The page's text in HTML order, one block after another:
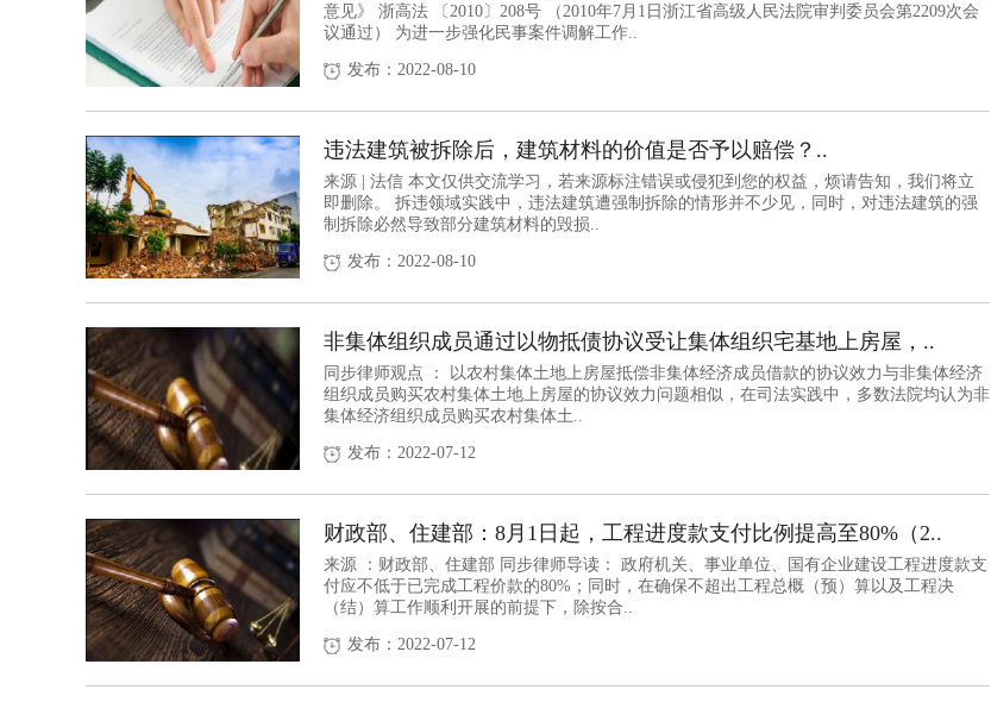
意见》 浙高法 〔2010〕208号 （2010年7月1日浙江省高级人民法院审判委员会第2209次会
议通过） 为进一步强化民事案件调解工作..
发布：2022-08-10
违法建筑被拆除后，建筑材料的价值是否予以赔偿？..
来源 | 法信 本文仅供交流学习，若来源标注错误或侵犯到您的权益，烦请告知，我们将立
即删除。 拆违领域实践中，违法建筑遭强制拆除的情形并不少见，同时，对违法建筑的强
制拆除必然导致部分建筑材料的毁损..
发布：2022-08-10
非集体组织成员通过以物抵债协议受让集体组织宅基地上房屋，..
同步律师观点 ： 以农村集体土地上房屋抵偿非集体经济成员借款的协议效力与非集体经济
组织成员购买农村集体土地上房屋的协议效力问题相似，在司法实践中，多数法院均认为非
集体经济组织成员购买农村集体土..
发布：2022-07-12
财政部、住建部：8月1日起，工程进度款支付比例提高至80%（2..
来源 ：财政部、住建部 同步律师导读： 政府机关、事业单位、国有企业建设工程进度款支
付应不低于已完成工程价款的80%；同时，在确保不超出工程总概（预）算以及工程决
（结）算工作顺利开展的前提下，除按合..
发布：2022-07-12